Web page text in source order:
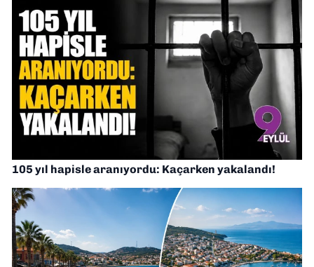
105 yıl hapisle aranıyordu: Kaçarken yakalandı!